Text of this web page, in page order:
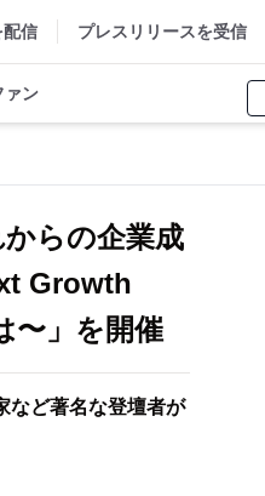
配信 プレスリリースを受信
ァン
らの企業成
Growth
〜」を開催
など著名な登壇者が